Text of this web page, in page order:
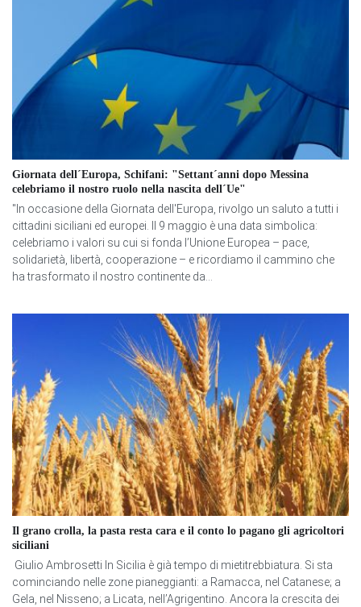
Giornata dell´Europa, Schifani: "Settant´anni dopo Messina
celebriamo il nostro ruolo nella nascita dell´Ue"
"In occasione della Giornata dell'Europa, rivolgo un saluto a tutti i
cittadini siciliani ed europei. Il 9 maggio è una data simbolica:
celebriamo i valori su cui si fonda l’Unione Europea – pace,
solidarietà, libertà, cooperazione – e ricordiamo il cammino che
ha trasformato il nostro continente da...
Il grano crolla, la pasta resta cara e il conto lo pagano gli agricoltori
siciliani
Giulio Ambrosetti In Sicilia è già tempo di mietitrebbiatura. Si sta
cominciando nelle zone pianeggianti: a Ramacca, nel Catanese; a
Gela, nel Nisseno; a Licata, nell’Agrigentino. Ancora la crescita dei